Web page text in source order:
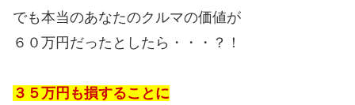
でも本当のあなたのクルマの価値が
６０万円だったとしたら・・・？！
３５万円も損することに